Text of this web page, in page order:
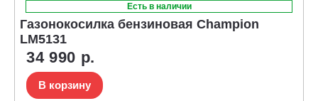
Есть в наличии
Газонокосилка бензиновая Champion
LM5131
34 990 р.
В корзину